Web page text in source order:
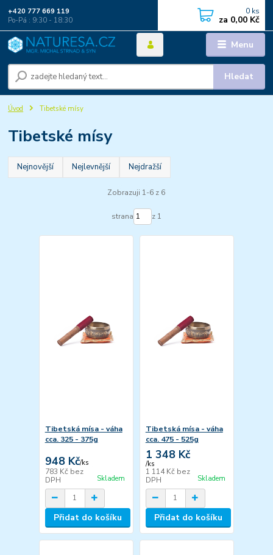
Menu
Hledat
+420 777 669 119
Po-Pá : 9:30 - 18:30
0 ks
za 0,00 Kč
Úvod Tibetské mísy
Tibetské mísy
Nejnovější Nejlevnější Nejdražší
Zobrazuji 1-6 z 6
strana z 1
Tibetská mísa - váha
cca. 325 - 375g
948 Kč/ks
783 Kč bez
DPH
Skladem
Přidat do košíku
Tibetská mísa - váha
cca. 475 - 525g
1 348 Kč
/ks
1 114 Kč bez
DPH
Skladem
Přidat do košíku